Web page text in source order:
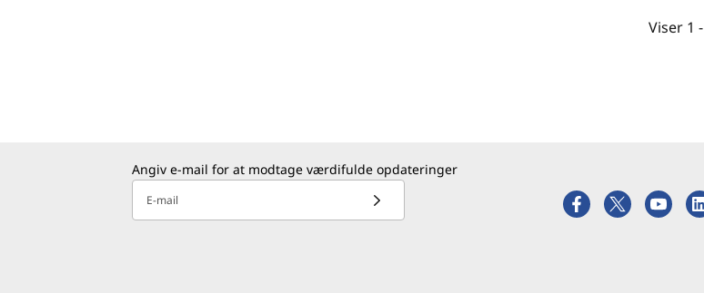
Viser1 -
Angiv e-mail for at modtage værdifulde opdateringer
E-mail